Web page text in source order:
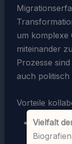
um komplexe
miteinander
Prozesse
auch politisch
Vorteile
Vielfalt